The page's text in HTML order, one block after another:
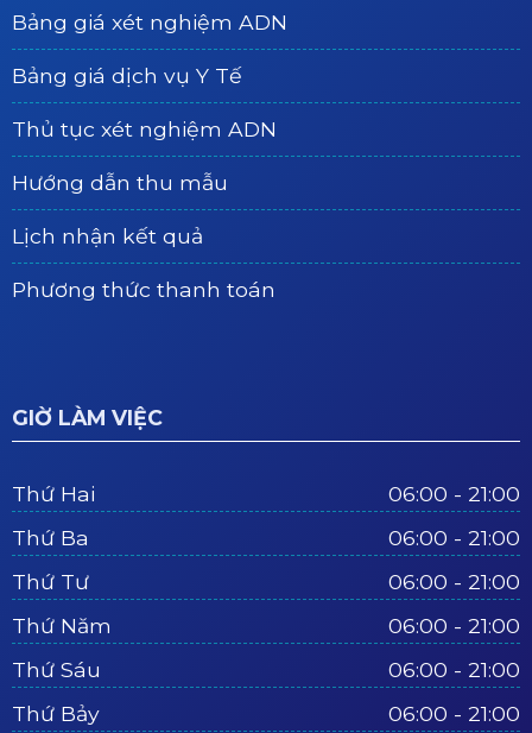
Bảng giá xét nghiệm ADN
Bảng giá dịch vụ Y Tế
Thủ tục xét nghiệm ADN
Hướng dẫn thu mẫu
Lịch nhận kết quả
Phương thức thanh toán
GIỜ LÀM VIỆC
Thứ Hai
06:00 - 21:00
Thứ Ba
06:00 - 21:00
Thứ Tư
06:00 - 21:00
Thứ Năm
06:00 - 21:00
Thứ Sáu
06:00 - 21:00
Thứ Bảy
06:00 - 21:00